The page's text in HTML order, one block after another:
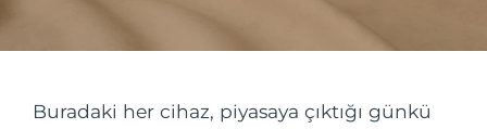
Buradaki her cihaz, piyasaya çıktığı günkü
Aboneliklerim
Nakliye ülkesi
Amerika Birleşik